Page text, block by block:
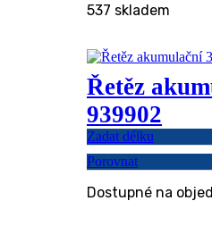
537 skladem
Řetěz
939902
Zadat délku
Porovnat
Dostupné na